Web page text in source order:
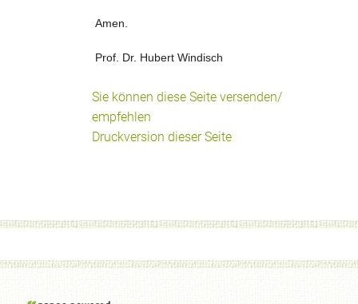
Amen.
Prof. Dr. Hubert Windisch
Sie können diese Seite versenden/
empfehlen
Druckversion dieser Seite